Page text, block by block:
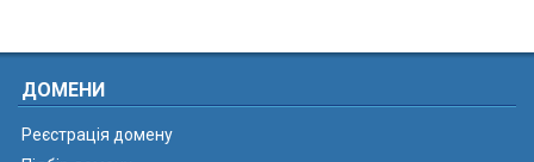
ДОМЕНИ
Реєстрація домену